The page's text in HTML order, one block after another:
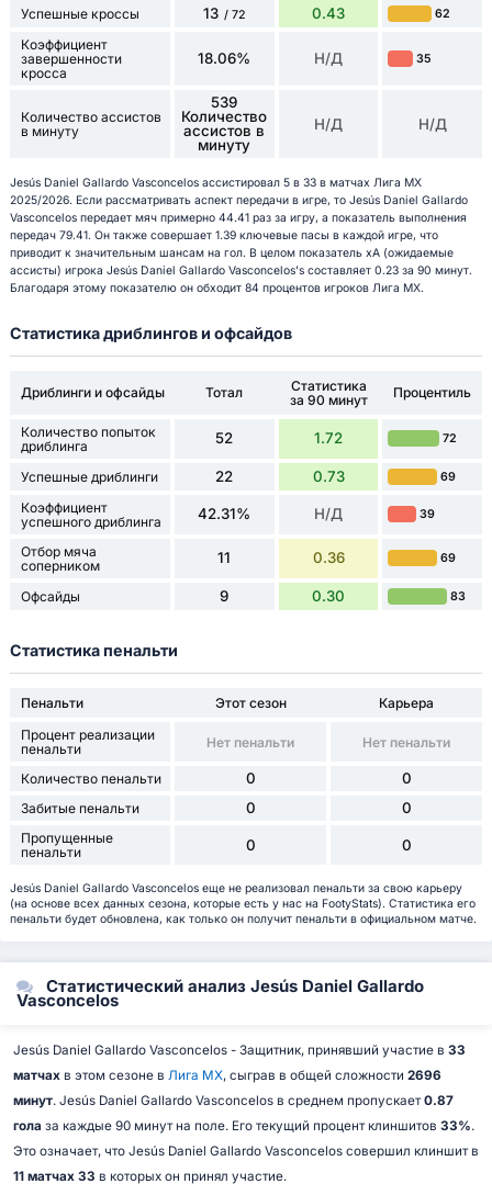
Успешные кроссы 13 / 72 0.43 62
Коэффициент
завершенности
кросса
18.06% Н/Д 35
Количество ассистов
в минуту
539
Количество
ассистов в
минуту
Н/Д Н/Д
Jesús Daniel Gallardo Vasconcelos ассистировал 5 в 33 в матчах Лига МХ
2025/2026. Если рассматривать аспект передачи в игре, то Jesús Daniel Gallardo
Vasconcelos передает мяч примерно 44.41 раз за игру, а показатель выполнения
передач 79.41. Он также совершает 1.39 ключевые пасы в каждой игре, что
приводит к значительным шансам на гол. В целом показатель xA (ожидаемые
ассисты) игрока Jesús Daniel Gallardo Vasconcelos's составляет 0.23 за 90 минут.
Благодаря этому показателю он обходит 84 процентов игроков Лига МХ.
Статистика дриблингов и офсайдов
Дриблинги и офсайды Тотал
Статистика
за 90 минут
Процентиль
Количество попыток
дриблинга
52 1.72 72
Успешные дриблинги 22 0.73 69
Коэффициент
успешного дриблинга
42.31% Н/Д 39
Отбор мяча
соперником
11 0.36 69
Офсайды 9 0.30 83
Статистика пенальти
Пенальти Этот сезон
Карьера
Процент реализации
пенальти
Нет пенальти Нет пенальти
Количество пенальти 0 0
Забитые пенальти 0 0
Пропущенные
пенальти
0 0
Jesús Daniel Gallardo Vasconcelos еще не реализовал пенальти за свою карьеру
(на основе всех данных сезона, которые есть у нас на FootyStats). Статистика его
пенальти будет обновлена, как только он получит пенальти в официальном матче.
Статистический анализ Jesús Daniel Gallardo
Vasconcelos
Jesús Daniel Gallardo Vasconcelos - Защитник, принявший участие в 33
матчахв этом сезоне в Лига МХ, сыграв в общей сложности 2696
минут. Jesús Daniel Gallardo Vasconcelos в среднем пропускает0.87
гола за каждые 90 минут на поле. Его текущий процент клиншитов 33%.
Это означает, что Jesús Daniel Gallardo Vasconcelos совершил клиншит в
11 матчах 33 в которых он принял участие.